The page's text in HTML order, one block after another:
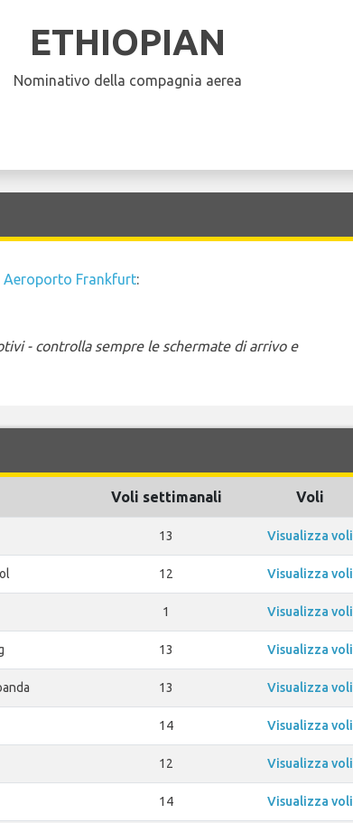
ETHIOPIAN
Nominativo della compagnia aerea
Aeroporto Frankfurt:
- controlla sempre le schermate di arrivo e
Voli settimanali Voli
13 Visualizza voli
12 Visualizza voli
1 Visualizza voli
13 Visualizza voli
13 Visualizza voli
14 Visualizza voli
12 Visualizza voli
14 Visualizza voli